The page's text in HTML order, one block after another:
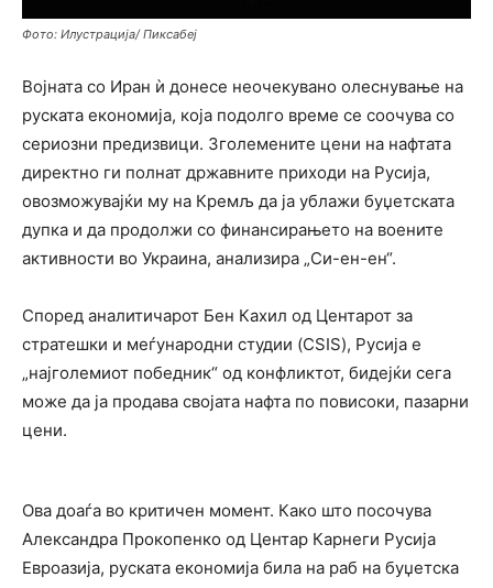
Фото: Илустрација/ Пиксабеј
Војната со Иран ѝ донесе неочекувано олеснување на
руската економија, која подолго време се соочува со
сериозни предизвици. Зголемените цени на нафтата
директно ги полнат државните приходи на Русија,
овозможувајќи му на Кремљ да ја ублажи буџетската
дупка и да продолжи со финансирањето на воените
активности во Украина, анализира „Си-ен-ен“.
Според аналитичарот Бен Кахил од Центарот за
стратешки и меѓународни студии (CSIS), Русија е
„најголемиот победник“ од конфликтот, бидејќи сега
може да ја продава својата нафта по повисоки, пазарни
цени.
Ова доаѓа во критичен момент. Како што посочува
Александра Прокопенко од Центар Карнеги Русија
Евроазија, руската економија била на раб на буџетска